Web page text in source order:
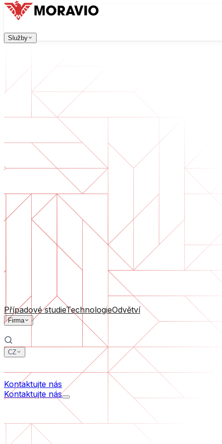
Služby
Vývoj software
Webové aplikace, které jsou škálovatelné, bezpečné a
Digitální transformace
Digitalizujte své podnikání. Připravte se na budoucnost.
Vývoj AI software
AI nástroje na míru integrované do vašich procesů.
Od nápadu po spuštěný produkt — návrh, vývoj, nasazení.
Technická due diligence
Posouzení kvality a identifikace rizik ve vašem software.
Podpora software
Průběžná údržba nebo záchrana projektu, který se
Podle velikosti firmy
Pro lídry odvětví
Všechny služby
Případové studieTechnologieOdvětví
Firma
CZ
Kontaktujte nás
Kontaktujte nás
English
Kontaktujte nás